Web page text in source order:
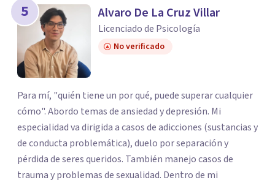
5 Alvaro De La Cruz Villar
Licenciado de Psicología
No verificado
Para mí, "quién tiene un por qué, puede superar cualquier
cómo". Abordo temas de ansiedad y depresión. Mi
especialidad va dirigida a casos de adicciones (sustancias y
de conducta problemática), duelo por separación y
pérdida de seres queridos. También manejo casos de
trauma y problemas de sexualidad. Dentro de mi